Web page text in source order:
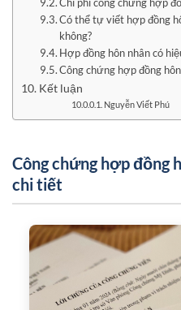
Có thể tự viết hợp đồng
không?
Hợp đồng hôn nhân có
Công chứng hợp đồng
Kết luận
Nguyễn Viết Phú
Công chứng hợp đồng
chi tiết